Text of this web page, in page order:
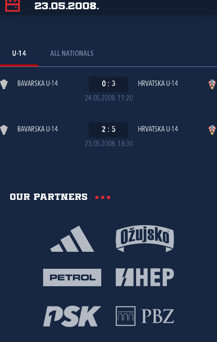
23.05.2008.
U-14 ALL NATIONALS
24.05.2008. 11:20
BAVARSKA U-14 0 : 3 HRVATSKA U-14
23.05.2008. 16:30
BAVARSKA U-14 2 : 5 HRVATSKA U-14
Our partners